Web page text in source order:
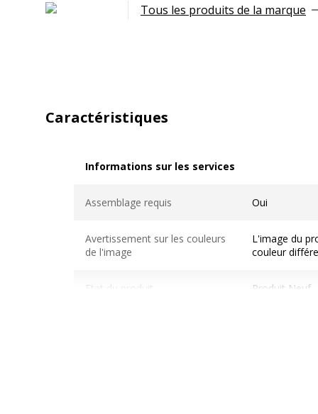
Tous les produits de la marque
Caractéristiques
Informations sur les services
Assemblage requis Oui
Avertissement sur les couleurs
de l'image
L'image du
couleur
Etat du produit Produit Neuf